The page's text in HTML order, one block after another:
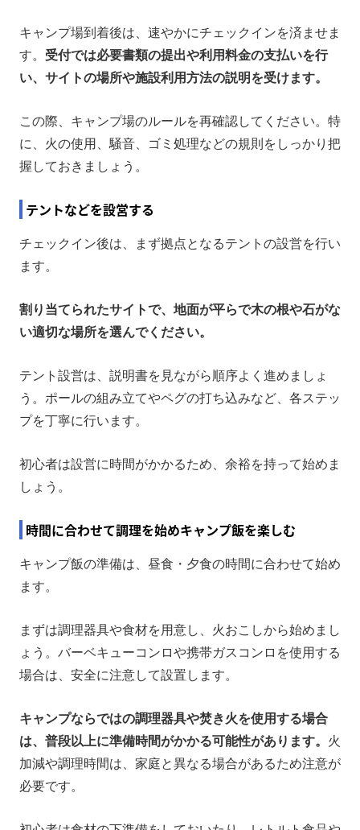
キャンプ場到着後は、速やかにチェックインを済ませま
す。 受付では必要書類の提出や利用料金の支払いを行
い、サイトの場所や施設利用方法の説明を受けます。
この際、キャンプ場のルールを再確認してください。特
に、火の使用、騒音、ゴミ処理などの規則をしっかり把
握しておきましょう。
テントなどを設営する
チェックイン後は、まず拠点となるテントの設営を行い
ます。
割り当てられたサイトで、地面が平らで木の根や石がな
い適切な場所を選んでください。
テント設営は、説明書を見ながら順序よく進めましょ
う。ポールの組み立てやペグの打ち込みなど、各ステッ
プを丁寧に行います。
初心者は設営に時間がかかるため、余裕を持って始めま
しょう。
時間に合わせて調理を始めキャンプ飯を楽しむ
キャンプ飯の準備は、昼食・夕食の時間に合わせて始め
ます。
まずは調理器具や食材を用意し、火おこしから始めまし
ょう。バーベキューコンロや携帯ガスコンロを使用する
場合は、安全に注意して設置します。
キャンプならではの調理器具や焚き火を使用する場合
は、普段以上に準備時間がかかる可能性があります。 火
加減や調理時間は、家庭と異なる場合があるため注意が
必要です。